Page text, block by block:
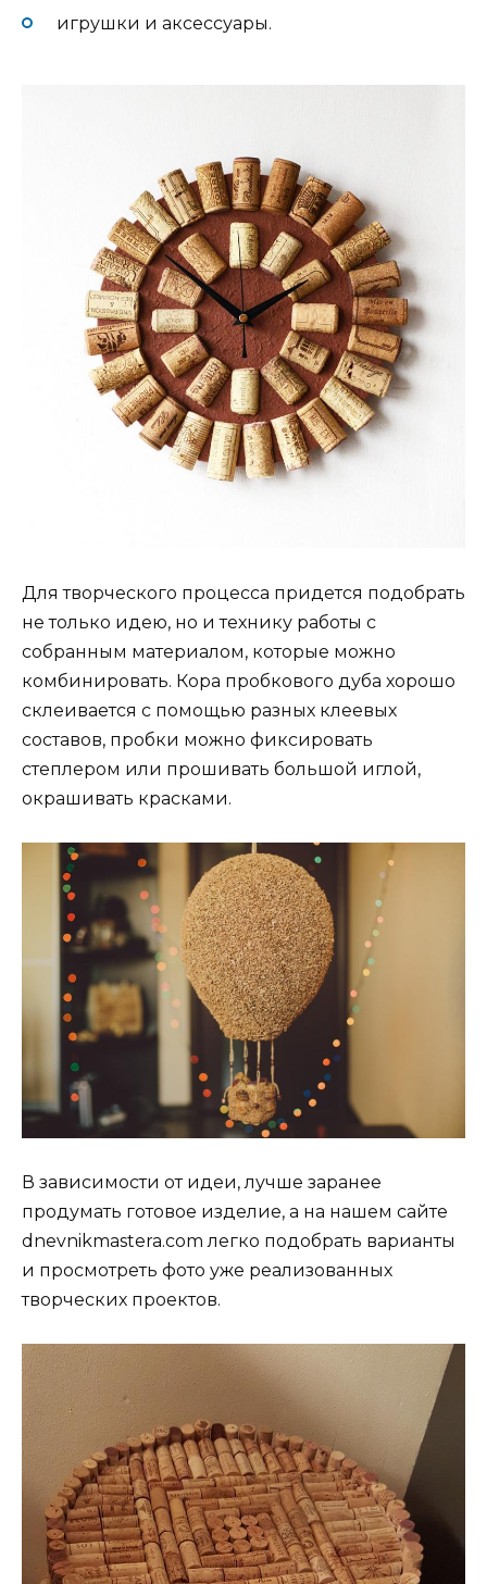
игрушки и аксессуары.
Для творческого процесса придется подобрать
не только идею, но и технику работы с
собранным материалом, которые можно
комбинировать. Кора пробкового дуба хорошо
склеивается с помощью разных клеевых
составов, пробки можно фиксировать
степлером или прошивать большой иглой,
окрашивать красками.
В зависимости от идеи, лучше заранее
продумать готовое изделие, а на нашем сайте
dnevnikmastera.com легко подобрать варианты
и просмотреть фото уже реализованных
творческих проектов.